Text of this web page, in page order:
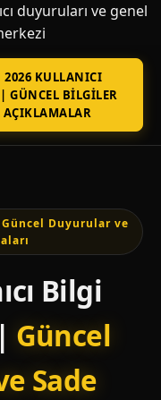
duyuruları ve genel
2026 KULLANICI
GÜNCEL BILGILER
AÇIKLAMALAR
Duyurular ve
Bilgi
Güncel
Sade